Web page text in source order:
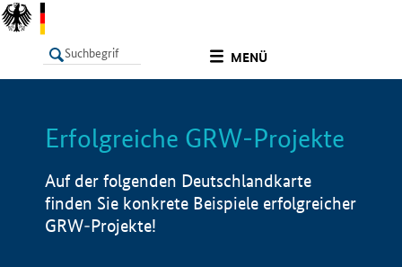
MENÜ
LISTE Info
Erfolgreiche GRW-Projekte
Auf der folgenden Deutschlandkarte
finden Sie konkrete Beispiele erfolgreicher
GRW-Projekte!